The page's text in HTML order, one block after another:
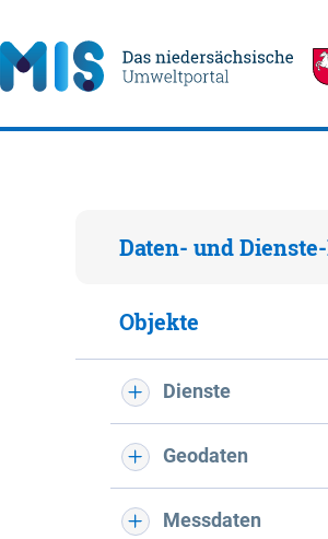
Daten- und
Objekte
Dienste
Geodaten
Messdaten